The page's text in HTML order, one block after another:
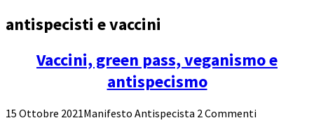
antispecisti e vaccini
Vaccini, green pass, veganismo e
antispecismo
15 Ottobre 2021Manifesto Antispecista 2 Commenti